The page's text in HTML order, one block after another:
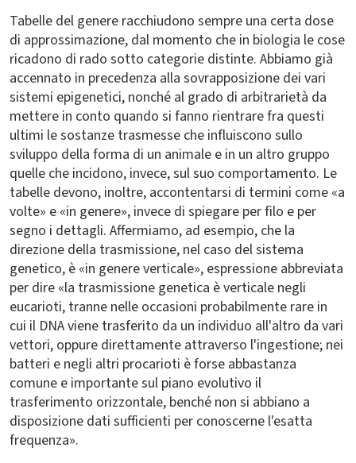
Tabelle del genere racchiudono sempre una certa dose
di approssimazione, dal momento che in biologia le cose
ricadono di rado sotto categorie distinte. Abbiamo già
accennato in precedenza alla sovrapposizione dei vari
sistemi epigenetici, nonché al grado di arbitrarietà da
mettere in conto quando si fanno rientrare fra questi
ultimi le sostanze trasmesse che influiscono sullo
sviluppo della forma di un animale e in un altro gruppo
quelle che incidono, invece, sul suo comportamento. Le
tabelle devono, inoltre, accontentarsi di termini come «a
volte» e «in genere», invece di spiegare per filo e per
segno i dettagli. Affermiamo, ad esempio, che la
direzione della trasmissione, nel caso del sistema
genetico, è «in genere verticale», espressione abbreviata
per dire «la trasmissione genetica è verticale negli
eucarioti, tranne nelle occasioni probabilmente rare in
cui il DNA viene trasferito da un individuo all'altro da vari
vettori, oppure direttamente attraverso l'ingestione; nei
batteri e negli altri procarioti è forse abbastanza
comune e importante sul piano evolutivo il
trasferimento orizzontale, benché non si abbiano a
disposizione dati sufficienti per conoscerne l'esatta
frequenza».